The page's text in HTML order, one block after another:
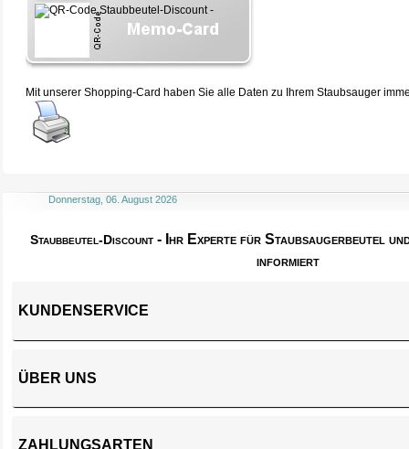
Mit unserer Shopping-Card haben Sie alle Daten zu Ihrem Staubsauger
Donnerstag, 06. August 2026
Staubbeutel-Discount - Ihr Experte für Staubsaugerbeutel
informiert
KUNDENSERVICE
ÜBER UNS
ZAHLUNGSARTEN